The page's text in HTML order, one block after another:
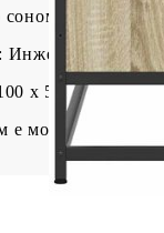
Инженерно дърво,
x 50 x 45 см
е монтаж